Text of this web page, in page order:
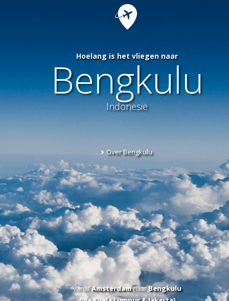
Hoelang is het vliegen naar
Bengkulu
Indonesië
Over Bengkulu
VanafAmsterdamnaarBengkulu